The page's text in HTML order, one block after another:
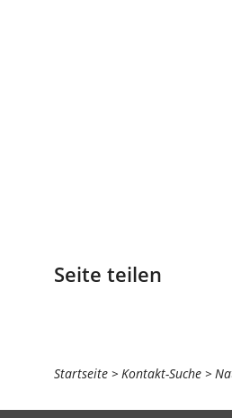
Seite teilen
Sie
befinden
Startseite Kontakt-Suche